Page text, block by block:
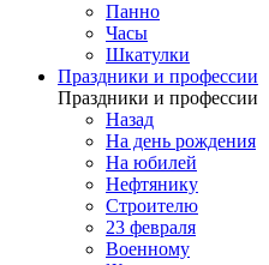
Панно
Часы
Шкатулки
Праздники и профессии
Праздники и профессии
Назад
На день рождения
На юбилей
Нефтянику
Строителю
23 февраля
Военному